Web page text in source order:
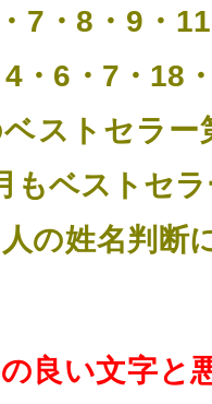
7・8・9・
・6・7・18
ストセラー
もベストセ
の姓名判断
良い文字と